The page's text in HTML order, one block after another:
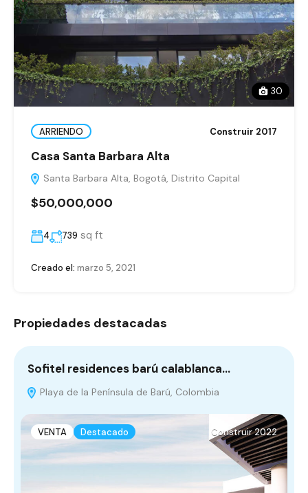
30
ARRIENDO Construir 2017
Casa Santa Barbara Alta
Santa Barbara Alta, Bogotá, Distrito Capital
$50,000,000
4 739 sq ft
Creado el: marzo 5, 2021
Propiedades destacadas
Sofitel residences barú calablanca…
Playa de la Península de Barú, Colombia
VENTA Destacado Construir 2022